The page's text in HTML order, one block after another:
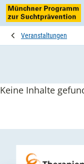
Veranstaltungen
Keine Inhalte